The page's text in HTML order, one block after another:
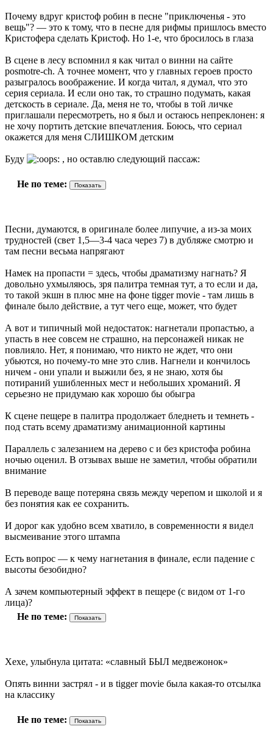
Почему вдруг кристоф робин в песне "приключенья - это
вещь"? — это к тому, что в песне для рифмы пришлось вместо
Кристофера сделать Кристоф. Но 1-е, что бросилось в глаза
В сцене в лесу вспомнил я как читал о винни на сайте
posmotre-ch. А точнее момент, что у главных героев просто
разыгралось воображение. И когда читал, я думал, что это
серия сериала. И если оно так, то страшно подумать, какая
детскость в сериале. Да, меня не то, чтобы в той личке
приглашали пересмотреть, но я был и остаюсь непреклонен: я
не хочу портить детские впечатления. Боюсь, что сериал
окажется для меня СЛИШКОМ детским
Буду , но оставлю следующий пассаж:
Не по теме:
Песни, думаются, в оригинале более липучие, а из-за моих
трудностей (свет 1,5—3-4 часа через 7) в дубляже смотрю и
там песни весьма напрягают
Намек на пропасти = здесь, чтобы драматизму нагнать? Я
довольно ухмыляюсь, зря палитра темная тут, а то если и да,
то такой экшн в плюс мне на фоне tigger movie - там лишь в
финале было действие, а тут чего еще, может, что будет
А вот и типичный мой недостаток: нагнетали пропастью, а
упасть в нее совсем не страшно, на персонажей никак не
повлияло. Нет, я понимаю, что никто не ждет, что они
убьются, но почему-то мне это слив. Нагнели и кончилось
ничем - они упали и выжили без, я не знаю, хотя бы
потираний ушибленных мест и небольших хроманий. Я
серьезно не придумаю как хорошо бы обыгра
К сцене пещере в палитра продолжает бледнеть и темнеть -
под стать всему драматизму анимационной картины
Параллель с залезанием на дерево с и без кристофа робина
ночью оценил. В отзывах выше не заметил, чтобы обратили
внимание
В переводе ваще потеряна связь между черепом и школой и я
без понятия как ее сохранить.
И дорог как удобно всем хватило, в современности я видел
высмеивание этого штампа
Есть вопрос — к чему нагнетания в финале, если падение с
высоты безобидно?
А зачем компьютерный эффект в пещере (с видом от 1-го
лица)?
Не по теме:
Хехе, улыбнула цитата: «славный БЫЛ медвежонок»
Опять винни застрял - и в tigger movie была какая-то отсылка
на классику
Не по теме: